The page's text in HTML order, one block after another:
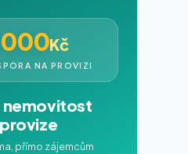
000Kč
NA PROVIZI
nemovitost
přímo zájemcům